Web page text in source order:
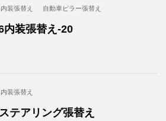
装張替え 自動車ピラー張替え
内装張替え-20
装張替え
テアリング張替え